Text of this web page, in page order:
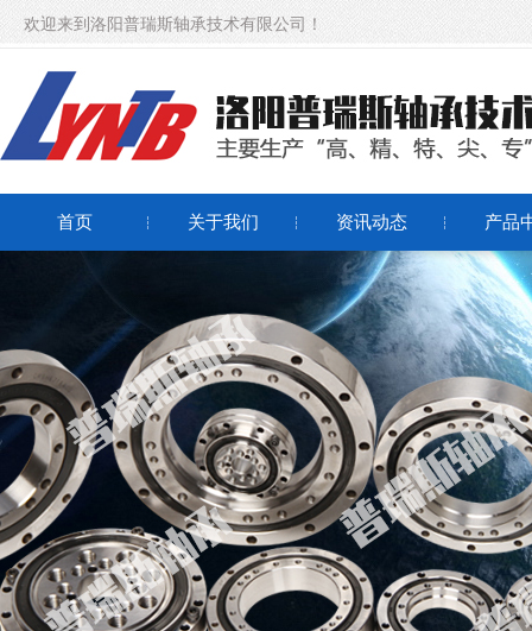
欢迎来到洛阳普瑞斯轴承技术有限公司！
首页 关于我们 资讯动态 产品